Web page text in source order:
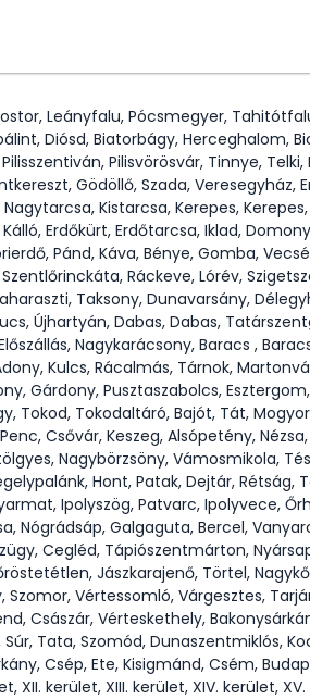
Leányfalu, Pócsmegyer,
Diósd, Biatorbágy, Herceghalom,
Pilisvörösvár, Tinnye,
Gödöllő, Szada, Veresegyház,
Kistarcsa, Kerepes,
Erdőkürt, Erdőtarcsa, Iklad,
Pánd, Káva, Bénye, Gomba,
Ráckeve, Lórév,
Taksony, Dunavarsány,
Újhartyán, Dabas, Dabas,
Nagykarácsony, Baracs ,
Kulcs, Rácalmás, Tárnok,
Gárdony, Pusztaszabolcs,
Tokod, Tokodaltáró, Bajót, Tát,
Csővár, Keszeg, Alsópetény,
Nagybörzsöny, Vámosmikola,
Hont, Patak, Dejtár, Rétság,
Ipolyszög, Patvarc, Ipolyvece,
Nógrádsáp, Galgaguta, Bercel,
Cegléd, Tápiószentmárton,
Jászkarajenő, Törtel,
Vértessomló, Várgesztes,
Császár, Vérteskethely,
Tata, Szomód, Dunaszentmiklós,
Csép, Ete, Kisigmánd, Csém,
kerület, XIII. kerület, XIV. kerület,